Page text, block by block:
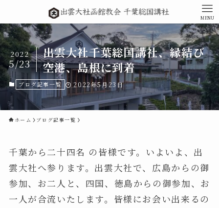
MENU
出雲大社千葉総国講社、縁結び
空港、島根に到着
2022
5/23
ブログ記事一覧 2022年5月23日
ホーム ブログ記事一覧
千葉から二十四名 の皆様です。いよいよ、出
雲大社へ参ります。出雲大社で、広島からの御
参加、お二人と、四国、徳島からの御参加、お
一人が合流いたします。皆様にお会い出来るの